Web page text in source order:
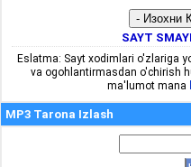
SAYT
Eslatma: Sayt xodimlari o'zlariga
va ogohlantirmasdan o'chirish
ma'lumot mana
MP3 Tarona Izlash